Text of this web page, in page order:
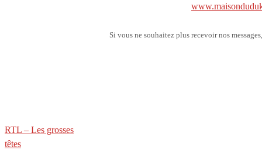
Si vous ne souhaitez plus recevoir nos
RTL – Les grosses
têtes